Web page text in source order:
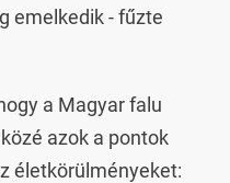
emelkedik - fűzte
a Magyar falu
azok a pontok
életkörülményeket: